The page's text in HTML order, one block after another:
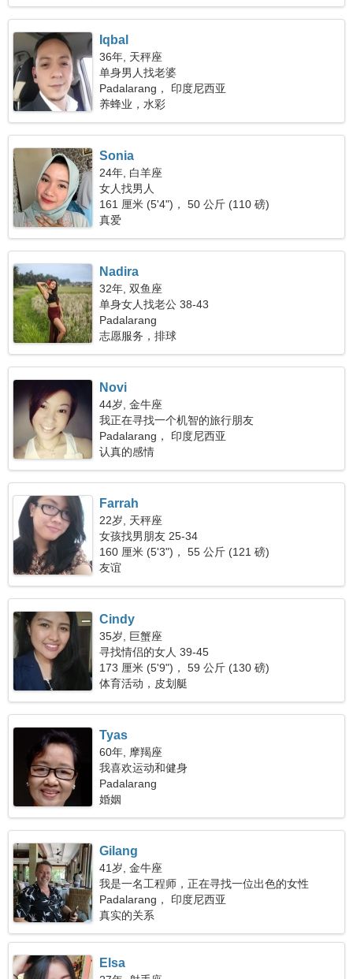
Iqbal
36年, 天秤座
单身男人找老婆
Padalarang， 印度尼西亚
养蜂业，水彩
Sonia
24年, 白羊座
女人找男人
161 厘米 (5'4")， 50 公斤 (110 磅)
真爱
Nadira
32年, 双鱼座
单身女人找老公 38-43
Padalarang
志愿服务，排球
Novi
44岁, 金牛座
我正在寻找一个机智的旅行朋友
Padalarang， 印度尼西亚
认真的感情
Farrah
22岁, 天秤座
女孩找男朋友 25-34
160 厘米 (5'3")， 55 公斤 (121 磅)
友谊
Cindy
35岁, 巨蟹座
寻找情侣的女人 39-45
173 厘米 (5'9")， 59 公斤 (130 磅)
体育活动，皮划艇
Tyas
60年, 摩羯座
我喜欢运动和健身
Padalarang
婚姻
Gilang
41岁, 金牛座
我是一名工程师，正在寻找一位出色的女性
Padalarang， 印度尼西亚
真实的关系
Elsa